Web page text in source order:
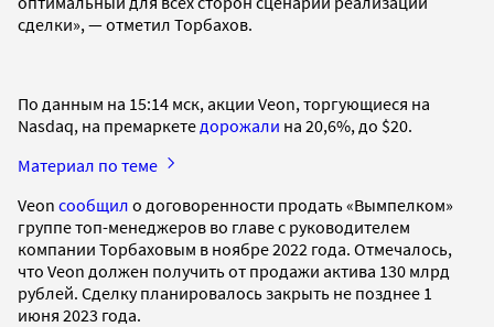
сделки», — отметил Торбахов.
По данным на 15:14 мск, акции Veon, торгующиеся на
Nasdaq, на премаркете дорожали на 20,6%, до $20.
Материал по теме
Veon сообщил о договоренности продать «Вымпелком»
группе топ-менеджеров во главе с руководителем
компании Торбаховым в ноябре 2022 года. Отмечалось,
что Veon должен получить от продажи актива 130 млрд
рублей. Сделку планировалось закрыть не позднее 1
июня 2023 года.